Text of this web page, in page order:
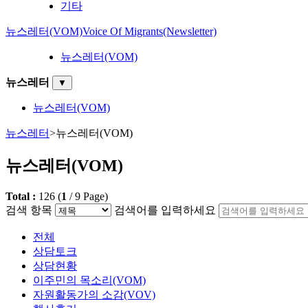
기타
뉴스레터(VOM)Voice Of Migrants(Newsletter)
뉴스레터(VOM)
뉴스레터 ▼
뉴스레터(VOM)
뉴스레터>뉴스레터(VOM)
뉴스레터(VOM)
Total : 126 (1 /9 Page)
검색 항목
검색어를 입력하세요
전체
상담토크
상담현황
이주민의 목소리(VOM)
자원활동가의 소감(VOV)